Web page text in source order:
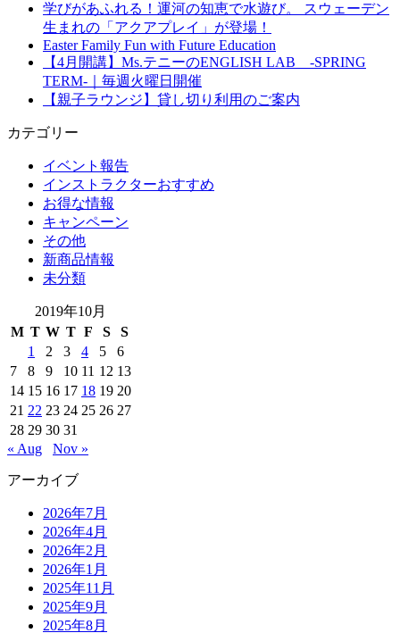
学びがあふれる！運河の知恵で水遊び。 スウェーデン
生まれの「アクアプレイ」が登場！
Easter Family Fun with Future Education
【4月開講】Ms.テニーのENGLISH LAB -SPRING
TERM-｜毎週火曜日開催
【親子ラウンジ】貸し切り利用のご案内
カテゴリー
イベント報告
インストラクターおすすめ
お得な情報
キャンペーン
その他
新商品情報
未分類
2019年10月
M T W T F S
S
1
2 3 4 5
6
7
8 9 10 11 12 13
14 15 16 17 18 19 20
21 22 23 24 25 26 27
28 29 30 31
« Aug
Nov »
アーカイブ
2026年7月
2026年4月
2026年2月
2026年1月
2025年11月
2025年9月
2025年8月